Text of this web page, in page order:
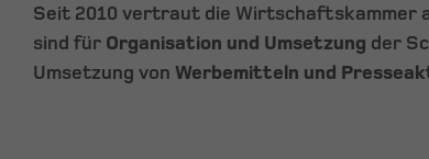
Seit 2010 vertraut die Wirtschaftskammer
sind für Organisation und Umsetzung der
Umsetzung von Werbemitteln und